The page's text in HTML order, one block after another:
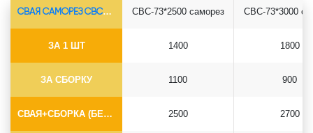
СВАЯ САМОРЕЗ СВС-Ø73*5.5
ЗА 1 ШТ
ЗА СБОРКУ
СВАЯ+СБОРКА (БЕЗ ОГОЛОВКА)
СВС-73*2500 саморез
1400
1100
2500
СВС-73*3000
1800
900
2700